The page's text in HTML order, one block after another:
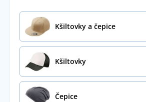
Kšiltovky a čepice
Kšiltovky
Čepice